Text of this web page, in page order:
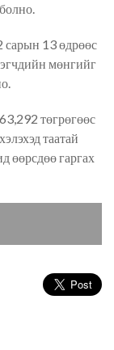
сарын 13 өдрөөс
мөнгийг
төгрөгөөс
таатай
өөрсдөө гаргах